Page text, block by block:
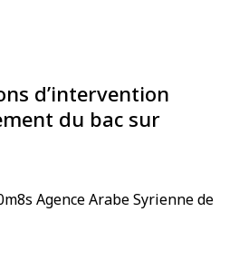
d’intervention
du bac sur